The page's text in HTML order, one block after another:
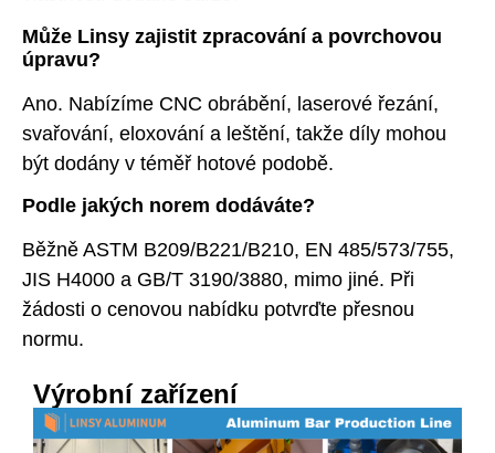
Může Linsy zajistit zpracování a povrchovou
úpravu?
Ano. Nabízíme CNC obrábění, laserové řezání,
svařování, eloxování a leštění, takže díly mohou
být dodány v téměř hotové podobě.
Podle jakých norem dodáváte?
Běžně ASTM B209/B221/B210, EN 485/573/755,
JIS H4000 a GB/T 3190/3880, mimo jiné. Při
žádosti o cenovou nabídku potvrďte přesnou
normu.
Výrobní zařízení